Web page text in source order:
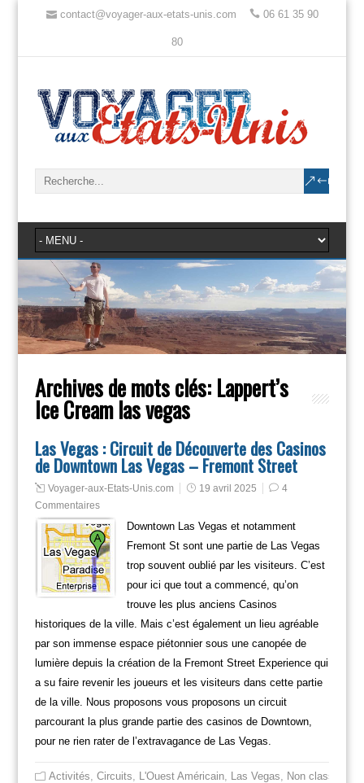
contact@voyager-aux-etats-unis.com 06 61 35 90
80
Archives de mots clés: Lappert’s
Ice Cream las vegas
Las Vegas : Circuit de Découverte des Casinos
de Downtown Las Vegas – Fremont Street
Voyager-aux-Etats-Unis.com 19 avril 2025
4
Commentaires
Downtown Las Vegas et notamment
Fremont St sont une partie de Las Vegas
trop souvent oublié par les visiteurs. C’est
pour ici que tout a commencé, qu’on
trouve les plus anciens Casinos
historiques de la ville. Mais c’est également un lieu agréable
par son immense espace piétonnier sous une canopée de
lumière depuis la création de la Fremont Street Experience qui
a su faire revenir les joueurs et les visiteurs dans cette partie
de la ville. Nous proposons vous proposons un circuit
parcourant la plus grande partie des casinos de Downtown,
pour ne rien rater de l’extravagance de Las Vegas.
Activités Circuits L'Ouest Américain, Las Vegas Non classé